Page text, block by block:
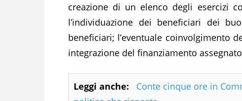
creazione di un elenco degli esercizi
l’individuazione dei beneficiari dei
beneficiari; l’eventuale coinvolgimento
integrazione del finanziamento
Leggi anche:
Conte cinque ore in